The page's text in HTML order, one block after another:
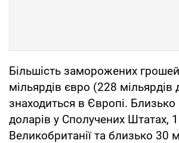
Більшість заморожених
мільярдів євро (228 мільярдів
знаходиться в Європі. Близько
доларів у Сполучених Штатах,
Великобританії та близько 30